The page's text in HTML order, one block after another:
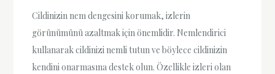
Cildinizin nem dengesini korumak, izlerin
görünümünü azaltmak için önemlidir. Nemlendirici
kullanarak cildinizi nemli tutun ve böylece cildinizin
kendini onarmasına destek olun. Özellikle izleri olan